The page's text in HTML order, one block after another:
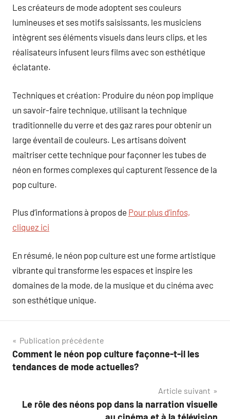
Les créateurs de mode adoptent ses couleurs
lumineuses et ses motifs saisissants, les musiciens
intègrent ses éléments visuels dans leurs clips, et les
réalisateurs infusent leurs films avec son esthétique
éclatante.
Techniques et création: Produire du néon pop implique
un savoir-faire technique, utilisant la technique
traditionnelle du verre et des gaz rares pour obtenir un
large éventail de couleurs. Les artisans doivent
maîtriser cette technique pour façonner les tubes de
néon en formes complexes qui capturent l’essence de la
pop culture.
Plus d’informations à propos de Pour plus d’infos,
cliquez ici
En résumé, le néon pop culture est une forme artistique
vibrante qui transforme les espaces et inspire les
domaines de la mode, de la musique et du cinéma avec
son esthétique unique.
Navigation
de
Publication précédente
Comment le néon pop culture façonne-t-il les
tendances de mode actuelles?
Article suivant
Le rôle des néons pop dans la narration visuelle